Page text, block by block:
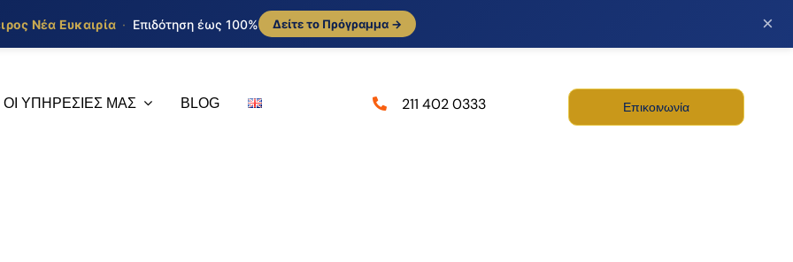
Νέα Ευκαιρία · Επιδότηση έως 100% Δείτε το Πρόγραμμα → ×
ΟΙ ΥΠΗΡΕΣΙΕΣ ΜΑΣ BLOG 211 402 0333 Επικοινωνία